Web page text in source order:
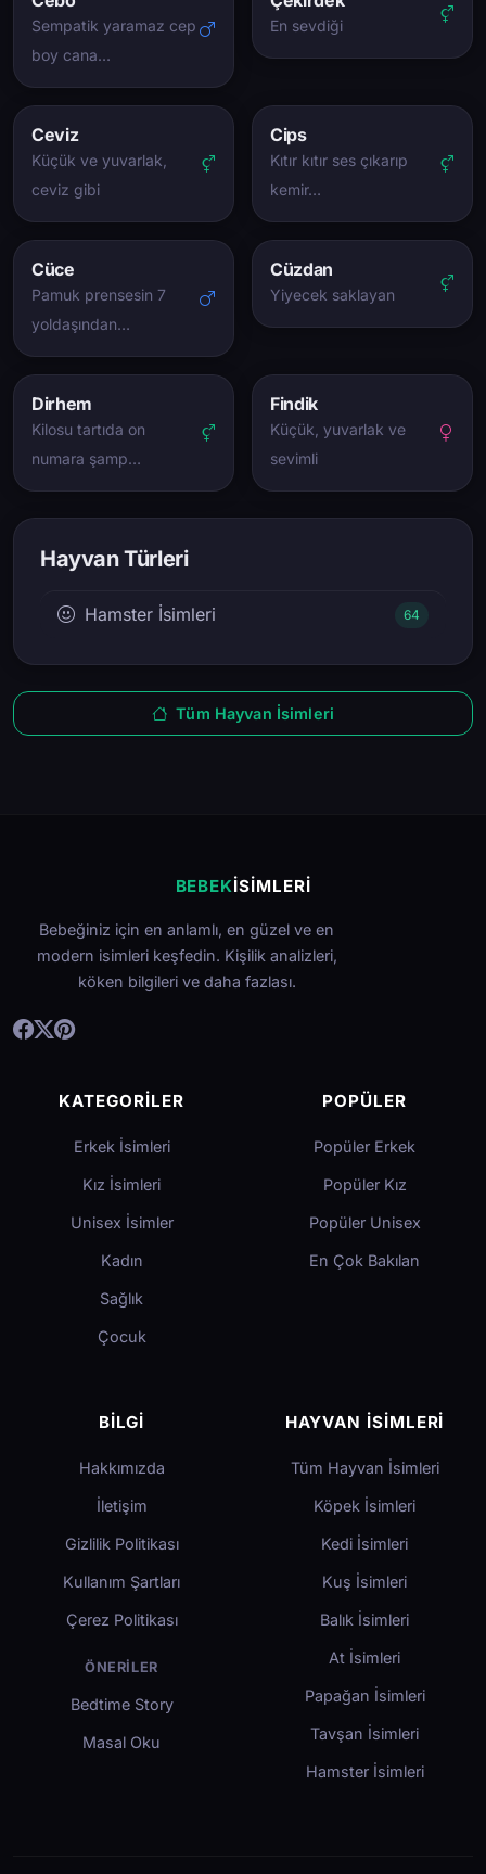
Sempatik yaramaz cep
boy cana…
En sevdiği
Ceviz
Küçük ve yuvarlak,
ceviz gibi
Cips
Kıtır kıtır ses çıkarıp
kemir…
Cüce
Pamuk prensesin 7
yoldaşından…
Cüzdan
Yiyecek saklayan
Dirhem
Kilosu tartıda on
numara şamp…
Findik
Küçük, yuvarlak ve
sevimli
Hayvan Türleri
Hamster İsimleri 64
Tüm Hayvan İsimleri
BEBEKİSIMLERI
Bebeğiniz için en anlamlı, en güzel ve en
modern isimleri keşfedin. Kişilik analizleri,
köken bilgileri ve daha fazlası.
KATEGORILER
Erkek İsimleri
Kız İsimleri
Unisex İsimler
Kadın
Sağlık
Çocuk
POPÜLER
Popüler Erkek
Popüler Kız
Popüler Unisex
En Çok Bakılan
BILGI
Hakkımızda
İletişim
Gizlilik Politikası
Kullanım Şartları
Çerez Politikası
ÖNERILER
Bedtime Story
Masal Oku
HAYVAN İSIMLERI
Tüm Hayvan İsimleri
Köpek İsimleri
Kedi İsimleri
Kuş İsimleri
Balık İsimleri
At İsimleri
Papağan İsimleri
Tavşan İsimleri
Hamster İsimleri